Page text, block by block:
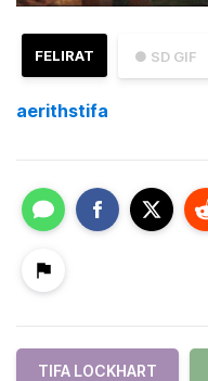
● SD GIF
FELIRAT
aerithstifa
TIFA LOCKHART